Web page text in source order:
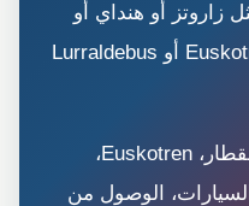
زاروتز أو هنداي أو
مدن الباسك، فغالبًا تحتاج Euskotren أو Lurraldebus
هذا الدليل يشرح الحافلات، القطار، Euskotren،
الوصول من